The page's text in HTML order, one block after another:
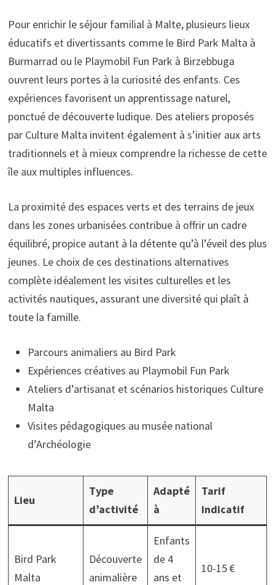
Pour enrichir le séjour familial à Malte, plusieurs lieux
éducatifs et divertissants comme le Bird Park Malta à
Burmarrad ou le Playmobil Fun Park à Birzebbuga
ouvrent leurs portes à la curiosité des enfants. Ces
expériences favorisent un apprentissage naturel,
ponctué de découverte ludique. Des ateliers proposés
par Culture Malta invitent également à s’initier aux arts
traditionnels et à mieux comprendre la richesse de cette
île aux multiples influences.
La proximité des espaces verts et des terrains de jeux
dans les zones urbanisées contribue à offrir un cadre
équilibré, propice autant à la détente qu’à l’éveil des plus
jeunes. Le choix de ces destinations alternatives
complète idéalement les visites culturelles et les
activités nautiques, assurant une diversité qui plaît à
toute la famille.
Parcours animaliers au Bird Park
Expériences créatives au Playmobil Fun Park
Ateliers d’artisanat et scénarios historiques Culture
Malta
Visites pédagogiques au musée national
d’Archéologie
Lieu
Type
d’activité
Adapté
à
Tarif
indicatif
Bird Park
Malta
Découverte
animalière
Enfants
de 4
ans et
10-15 €